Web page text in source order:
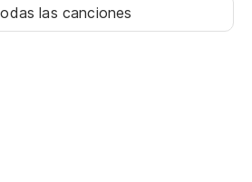
las canciones